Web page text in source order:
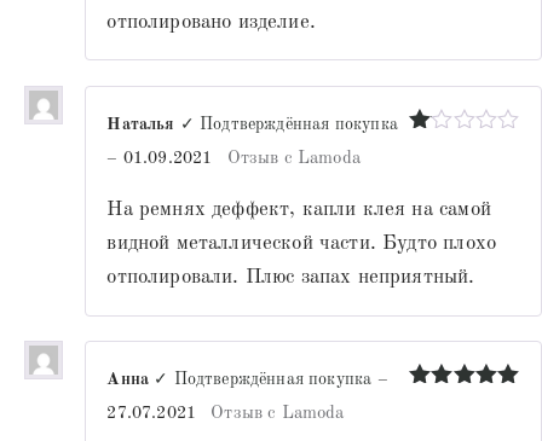
отполировано изделие.
5
Наталья ✓ Подтверждённая покупка
– 01.09.2021 Отзыв с Lamoda
На ремнях деффект, капли клея на самой
видной металлической части. Будто плохо
отполировали. Плюс запах неприятный.
Анна ✓ Подтверждённая покупка –
27.07.2021
Отзыв с Lamoda